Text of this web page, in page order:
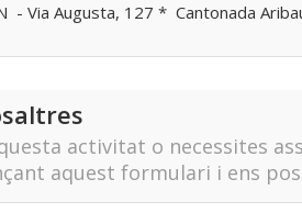
- Via Augusta, 127 * Cantonada
activitat o necessites
aquest formulari i ens